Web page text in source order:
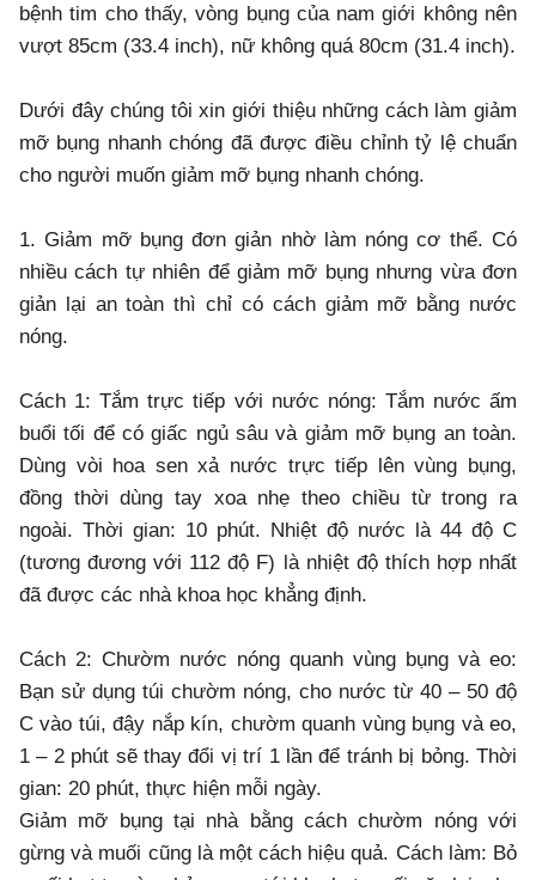
bệnh tim cho thấy, vòng bụng của nam giới không nên
vượt 85cm (33.4 inch), nữ không quá 80cm (31.4 inch).
Dưới đây chúng tôi xin giới thiệu những cách làm giảm
mỡ bụng nhanh chóng đã được điều chỉnh tỷ lệ chuẩn
cho người muốn giảm mỡ bụng nhanh chóng.
1. Giảm mỡ bụng đơn giản nhờ làm nóng cơ thể. Có
nhiều cách tự nhiên để giảm mỡ bụng nhưng vừa đơn
giản lại an toàn thì chỉ có cách giảm mỡ bằng nước
nóng.
Cách 1: Tắm trực tiếp với nước nóng: Tắm nước ấm
buổi tối để có giấc ngủ sâu và giảm mỡ bụng an toàn.
Dùng vòi hoa sen xả nước trực tiếp lên vùng bụng,
đồng thời dùng tay xoa nhẹ theo chiều từ trong ra
ngoài. Thời gian: 10 phút. Nhiệt độ nước là 44 độ C
(tương đương với 112 độ F) là nhiệt độ thích hợp nhất
đã được các nhà khoa học khẳng định.
Cách 2: Chườm nước nóng quanh vùng bụng và eo:
Bạn sử dụng túi chườm nóng, cho nước từ 40 – 50 độ
C vào túi, đậy nắp kín, chườm quanh vùng bụng và eo,
1 – 2 phút sẽ thay đổi vị trí 1 lần để tránh bị bỏng. Thời
gian: 20 phút, thực hiện mỗi ngày.
Giảm mỡ bụng tại nhà bằng cách chườm nóng với
gừng và muối cũng là một cách hiệu quả. Cách làm: Bỏ